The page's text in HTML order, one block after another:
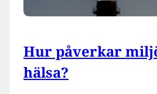
Hur påverkar
hälsa?